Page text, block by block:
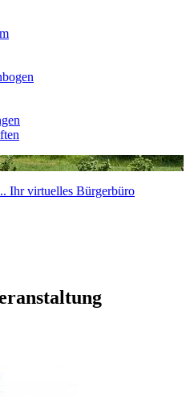
Ihr virtuelles Bürgerbüro